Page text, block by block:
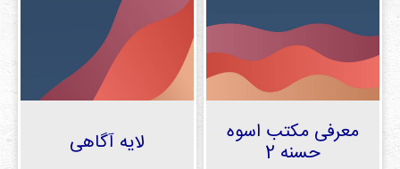
معرفی مکتب اسوه
حسنه 2 لایه آگاهی